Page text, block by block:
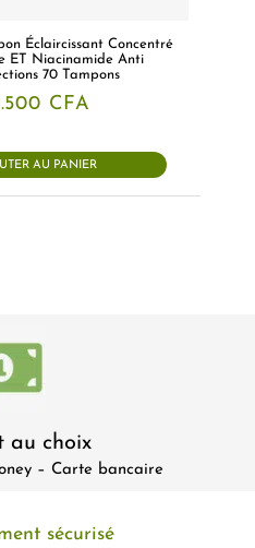
Éclaircissant Concentré
ET Niacinamide Anti
70 Tampons
CFA
AU PANIER
au choix
– Carte bancaire
sécurisé